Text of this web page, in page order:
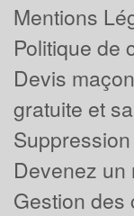
Mentions
Politique de
Devis
gratuite et
Devenez un
Gestion des